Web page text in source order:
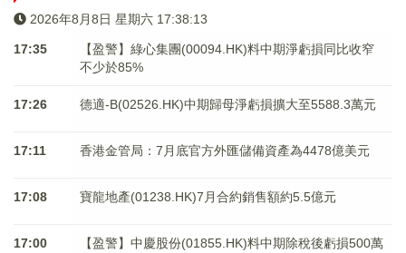
2026年8月8日 星期六 17:38:13
17:35
【盈警】綠心集團(00094.HK)料中期淨虧損同比收窄
不少於85%
17:26 德適-B(02526.HK)中期歸母淨虧損擴大至5588.3萬元
17:11 香港金管局：7月底官方外匯儲備資產為4478億美元
17:08 寶龍地產(01238.HK)7月合約銷售額約5.5億元
17:00
【盈警】中慶股份(01855.HK)料中期除稅後虧損500萬